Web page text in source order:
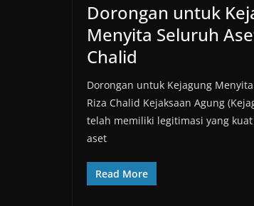
Dorongan untuk
Menyita Seluruh
Chalid
Dorongan untuk Kejagung
Riza Chalid Kejaksaan Agung
telah memiliki legitimasi yang
aset
Read More